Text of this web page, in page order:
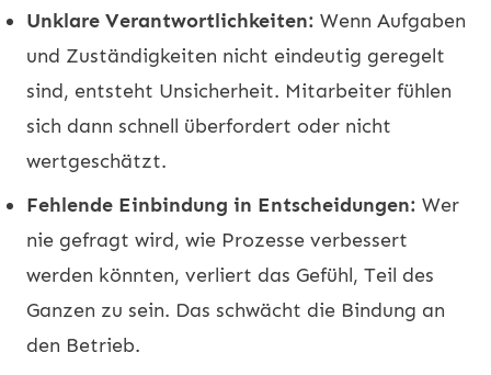
Unklare Verantwortlichkeiten: Wenn Aufgaben
und Zuständigkeiten nicht eindeutig geregelt
sind, entsteht Unsicherheit. Mitarbeiter fühlen
sich dann schnell überfordert oder nicht
wertgeschätzt.
Fehlende Einbindung in Entscheidungen: Wer
nie gefragt wird, wie Prozesse verbessert
werden könnten, verliert das Gefühl, Teil des
Ganzen zu sein. Das schwächt die Bindung an
den Betrieb.